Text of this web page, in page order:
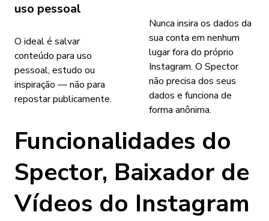
uso pessoal
O ideal é salvar
conteúdo para uso
pessoal, estudo ou
inspiração — não para
repostar publicamente.
Nunca insira os dados da
sua conta em nenhum
lugar fora do próprio
Instagram. O Spector
não precisa dos seus
dados e funciona de
forma anônima.
Funcionalidades do
Spector, Baixador de
Vídeos do Instagram